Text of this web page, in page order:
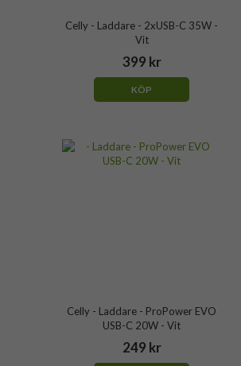
Celly - Laddare - 2xUSB-C 35W -
Vit
399 kr
KÖP
Celly - Laddare - ProPower EVO
USB-C 20W - Vit
249 kr